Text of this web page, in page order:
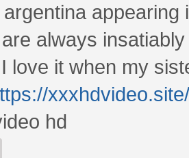
always
love it when my
hd